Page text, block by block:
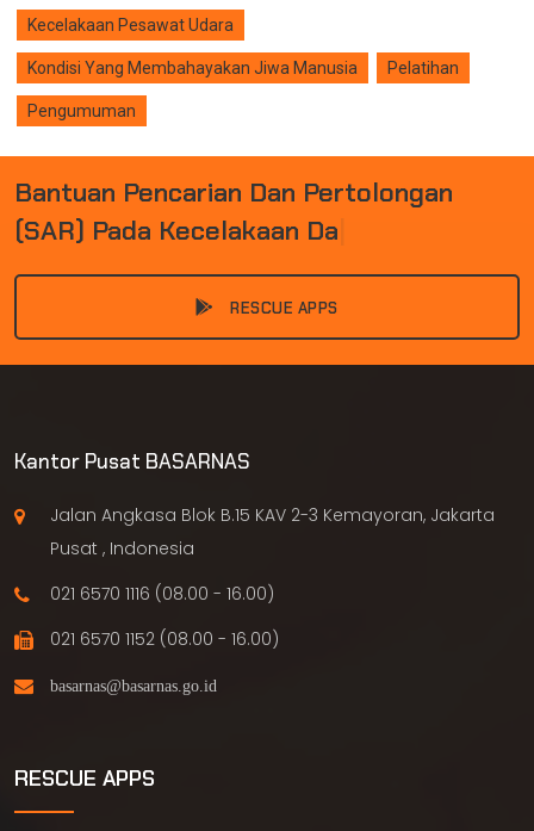
Kecelakaan Pesawat Udara
Kondisi Yang Membahayakan Jiwa Manusia Pelatihan
Pengumuman
BANTUAN PENCARIAN DAN PERTOLONGAN
(SAR) PADA KECELAKAAN DA
RESCUE APPS
Kantor Pusat BASARNAS
Jalan Angkasa Blok B.15 KAV 2-3 Kemayoran, Jakarta
Pusat , Indonesia
021 6570 1116 (08.00 - 16.00)
021 6570 1152 (08.00 - 16.00)
RESCUE APPS